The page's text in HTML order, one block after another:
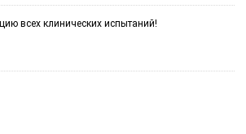
всех клинических испытаний!